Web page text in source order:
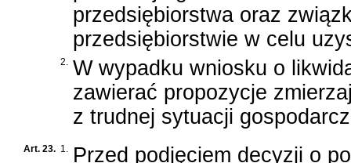
przedsiębiorstwa oraz
przedsiębiorstwie w celu
2. W wypadku wniosku o
zawierać propozycje
z trudnej sytuacji
Art. 23. 1. Przed podjęciem decyzji o